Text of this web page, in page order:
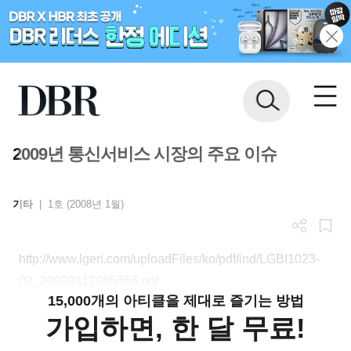
2009년 통신서비스 시장의 주요 이슈
기타 1호 (2008년 1월)
http://www.lgeri.com/uploadFiles/ko/pdf/ind/LGBI1023-
15,000개의 아티클을 제대로 즐기는 방법
가입하면, 한 달 무료!